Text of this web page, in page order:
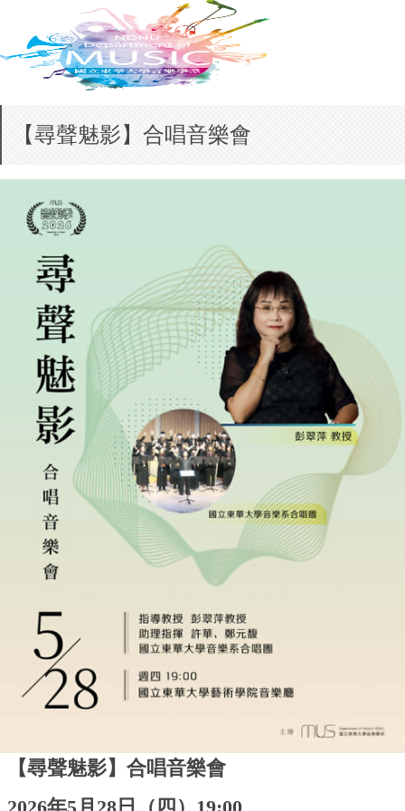
【尋聲魅影】合唱音樂會
【尋聲魅影】合唱音樂會